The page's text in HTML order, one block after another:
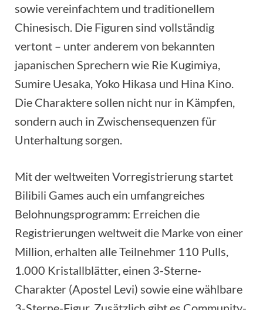
sowie vereinfachtem und traditionellem
Chinesisch. Die Figuren sind vollständig
vertont – unter anderem von bekannten
japanischen Sprechern wie Rie Kugimiya,
Sumire Uesaka, Yoko Hikasa und Hina Kino.
Die Charaktere sollen nicht nur in Kämpfen,
sondern auch in Zwischensequenzen für
Unterhaltung sorgen.
Mit der weltweiten Vorregistrierung startet
Bilibili Games auch ein umfangreiches
Belohnungsprogramm: Erreichen die
Registrierungen weltweit die Marke von einer
Million, erhalten alle Teilnehmer 110 Pulls,
1.000 Kristallblätter, einen 3-Sterne-
Charakter (Apostel Levi) sowie eine wählbare